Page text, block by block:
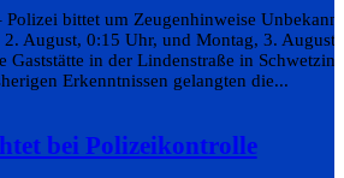
Polizei bittet um Zeugenhinweise
August, 0:15 Uhr, und Montag, 3. August
Gaststätte in der Lindenstraße in
Erkenntnissen gelangten die...
bei Polizeikontrolle